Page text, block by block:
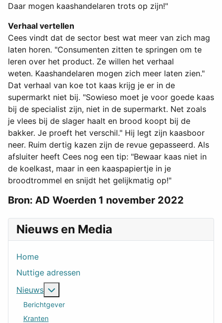
Nieuws en Media
Home
Nuttige adressen
Nieuws
Berichtgever
Kranten
Daar mogen kaashandelaren trots op zijn!"
Verhaal vertellen
Cees vindt dat de sector best wat meer van zich mag
laten horen. "Consumenten zitten te springen om te
leren over het product. Ze willen het verhaal
weten. Kaashandelaren mogen zich meer laten zien."
Dat verhaal van koe tot kaas krijg je er in de
supermarkt niet bij. "Sowieso moet je voor goede kaas
bij de specialist zijn, niet in de supermarkt. Net zoals
je vlees bij de slager haalt en brood koopt bij de
bakker. Je proeft het verschil." Hij legt zijn kaasboor
neer. Ruim dertig kazen zijn de revue gepasseerd. Als
afsluiter heeft Cees nog een tip: "Bewaar kaas niet in
de koelkast, maar in een kaaspapiertje in je
broodtrommel en snijdt het gelijkmatig op!"
Bron: AD Woerden 1 november 2022